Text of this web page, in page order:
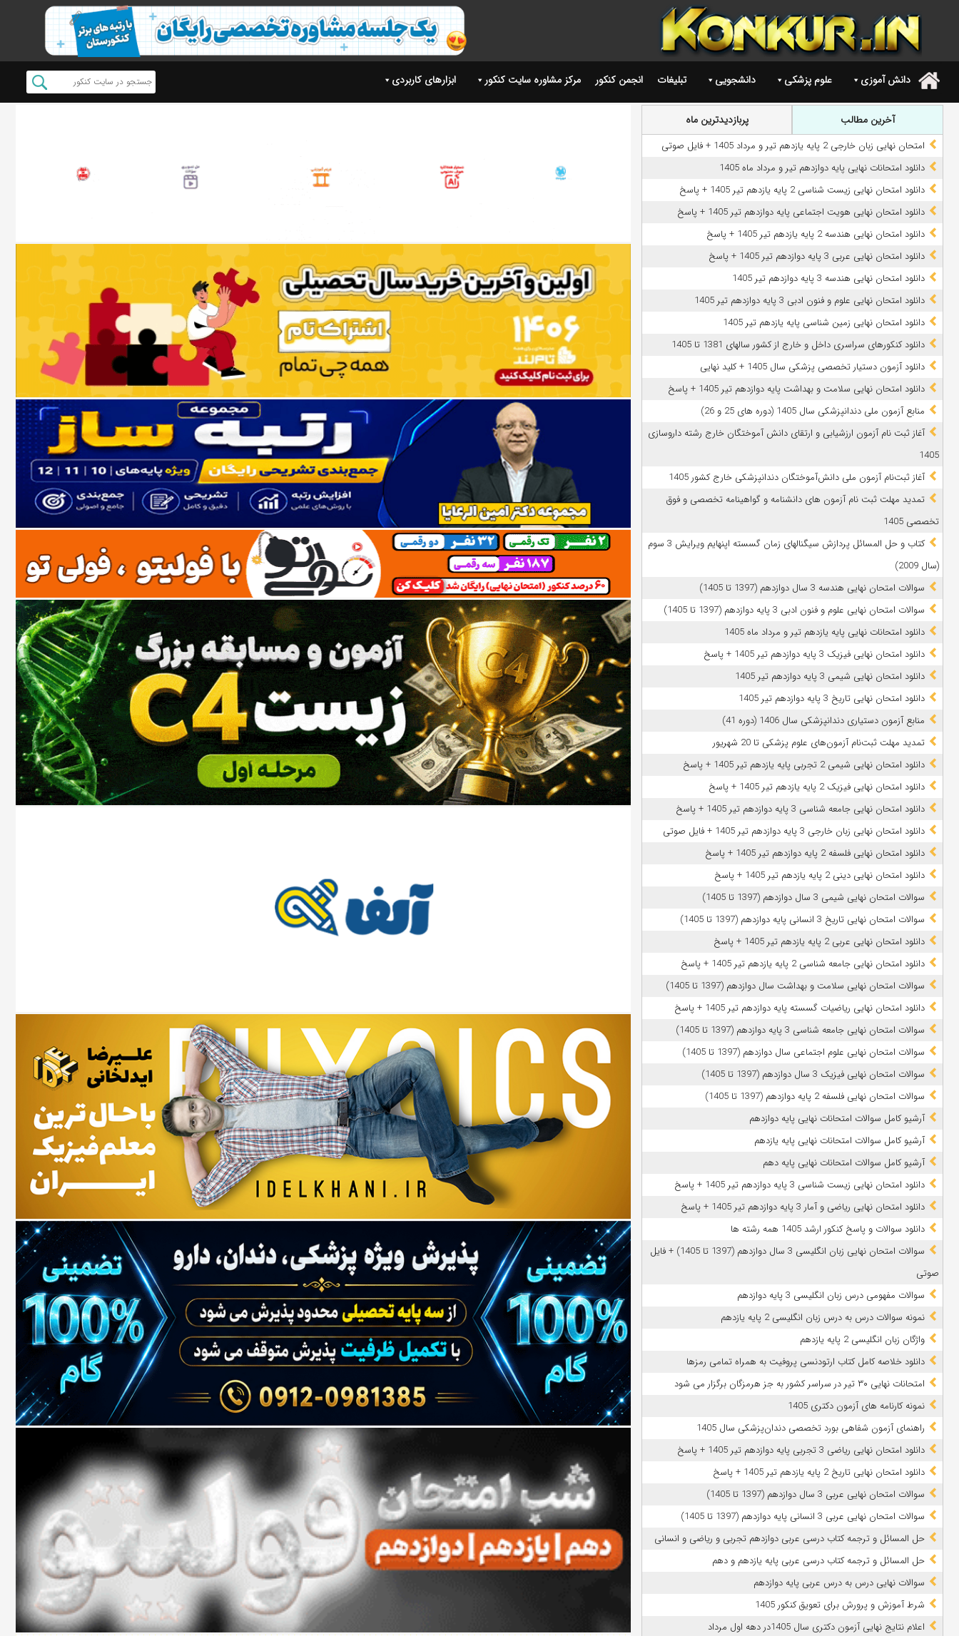
. دانش آموزی علوم پزشکی دانشجویی تبلیغات انجمن کنکور مرکز مشاوره سایت کنکور ابزارهای کاربردی
آخرین مطالب پربازدیدترین ماه
امتحان نهایی زبان خارجی 2 پایه یازدهم تیر و مرداد 1405 + فایل صوتی
دانلود امتحانات نهایی پایه دوازدهم تیر و مرداد ماه 1405
دانلود امتحان نهایی زیست شناسی 2 پایه یازدهم تیر 1405 + پاسخ
دانلود امتحان نهایی هویت اجتماعی پایه دوازدهم تیر 1405 + پاسخ
دانلود امتحان نهایی هندسه 2 پایه یازدهم تیر 1405 + پاسخ
دانلود امتحان نهایی عربی 3 پایه دوازدهم تیر 1405 + پاسخ
دانلود امتحان نهایی هندسه 3 پایه دوازدهم تیر 1405
دانلود امتحان نهایی علوم و فنون ادبی 3 پایه دوازدهم تیر 1405
دانلود امتحان نهایی زمین شناسی پایه یازدهم تیر 1405
دانلود کنکورهای سراسری داخل و خارج از کشور سالهای 1381 تا 1405
دانلود آزمون دستیار تخصصی پزشکی سال 1405 + کلید نهایی
دانلود امتحان نهایی سلامت و بهداشت پایه دوازدهم تیر 1405 + پاسخ
ﻣﻨﺎﺑﻊ آزﻣﻮن ﻣﻠﯽ دندانپزشکی سال 1405 (دوره های 25 و 26)
آغاز ثبت نام آزمون‌ ارزشیابی و ارتقای دانش آموختگان خارج رشته داروسازی
1405
آغاز ثبت‌نام آزمون ملی دانش‌آموختگان دندانپزشکی خارج کشور 1405
تمدید مهلت ثبت نام آزمون های دانشنامه و گواهینامه تخصصی و فوق
تخصصی 1405
کتاب و حل المسائل پردازش سیگنالهای زمان گسسته اپنهایم ویرایش 3 سوم
(سال 2009)
سوالات امتحان نهایی هندسه 3 سال دوازدهم (1397 تا 1405)
سوالات امتحان نهایی علوم و فنون ادبی 3 پایه دوازدهم (1397 تا 1405)
دانلود امتحانات نهایی پایه یازدهم تیر و مرداد ماه 1405
دانلود امتحان نهایی فیزیک 3 پایه دوازدهم تیر 1405 + پاسخ
دانلود امتحان نهایی شیمی 3 پایه دوازدهم تیر 1405
دانلود امتحان نهایی تاریخ 3 پایه دوازدهم تیر 1405
منابع آزمون دستیاری دندانپزشکی سال 1406 (دوره 41)
تمدید مهلت ثبت‌نام آزمون‌های علوم پزشکی تا 20 شهریور
دانلود امتحان نهایی شیمی 2 تجربی پایه یازدهم تیر 1405 + پاسخ
دانلود امتحان نهایی فیزیک 2 پایه یازدهم تیر 1405 + پاسخ
دانلود امتحان نهایی جامعه شناسی 3 پایه دوازدهم تیر 1405 + پاسخ
دانلود امتحان نهایی زبان خارجی 3 پایه دوازدهم تیر 1405 + فایل صوتی
دانلود امتحان نهایی فلسفه 2 پایه دوازدهم تیر 1405 + پاسخ
دانلود امتحان نهایی دینی 2 پایه یازدهم تیر 1405 + پاسخ
سوالات امتحان نهایی شیمی 3 سال دوازدهم (1397 تا 1405)
سوالات امتحان نهایی تاریخ 3 انسانی پایه دوازدهم (1397 تا 1405)
دانلود امتحان نهایی عربی 2 پایه یازدهم تیر 1405 + پاسخ
دانلود امتحان نهایی جامعه شناسی 2 پایه یازدهم تیر 1405 + پاسخ
سوالات امتحان نهایی سلامت و بهداشت سال دوازدهم (1397 تا 1405)
دانلود امتحان نهایی ریاضیات گسسته پایه دوازدهم تیر 1405 + پاسخ
سوالات امتحان نهایی جامعه شناسی 3 پایه دوازدهم (1397 تا 1405)
سوالات امتحان نهایی علوم اجتماعی سال دوازدهم (1397 تا 1405)
سوالات امتحان نهایی فیزیک 3 سال دوازدهم (1397 تا 1405)
سوالات امتحان نهایی فلسفه 2 پایه دوازدهم (1397 تا 1405)
آرشیو کامل سوالات امتحانات نهایی پایه دوازدهم
آرشیو کامل سوالات امتحانات نهایی پایه یازدهم
آرشیو کامل سوالات امتحانات نهایی پایه دهم
دانلود امتحان نهایی زیست شناسی 3 پایه دوازدهم تیر 1405 + پاسخ
دانلود امتحان نهایی ریاضی و آمار 3 پایه دوازدهم تیر 1405 + پاسخ
دانلود سوالات و پاسخ کنکور ارشد 1405 همه رشته ها
سوالات امتحان نهایی زبان انگلیسی 3 سال دوازدهم (1397 تا 1405) + فایل
صوتی
سوالات مفهومی درس زبان انگلیسی 3 پایه دوازدهم
نمونه سوالات درس به درس زبان انگلیسی 2 پایه یازدهم
واژگان زبان انگلیسی 2 پایه یازدهم
دانلود خلاصه کامل کتاب ارتودنسی پروفیت به همراه تمامی رمزها
امتحانات نهایی ۳۰ تیر در سراسر کشور به جز هرمزگان برگزار می شود
نمونه کارنامه های آزمون دکتری 1405
راهنمای آزمون شفاهی بورد تخصصی دندان‌پزشکی سال 1405
دانلود امتحان نهایی ریاضی 3 تجربی پایه دوازدهم تیر 1405 + پاسخ
دانلود امتحان نهایی تاریخ 2 پایه یازدهم تیر 1405 + پاسخ
سوالات امتحان نهایی عربی 3 سال دوازدهم (1397 تا 1405)
سوالات امتحان نهایی عربی 3 انسانی پایه دوازدهم (1397 تا 1405)
حل المسائل و ترجمه کتاب درسی عربی دوازدهم تجربی و ریاضی و انسانی
حل المسائل و ترجمه کتاب درسی عربی پایه یازدهم و دهم
سوالات نهایی درس به درس عربی پایه دوازدهم
شرط آموزش و پرورش برای تعویق کنکور 1405
اعلام نتایج نهایی آزمون دکتری سال 1405در دهه اول مرداد